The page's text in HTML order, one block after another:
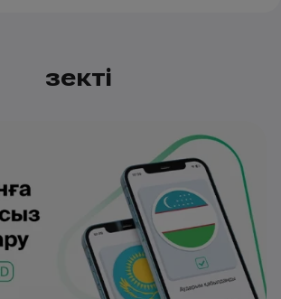
Өзекті